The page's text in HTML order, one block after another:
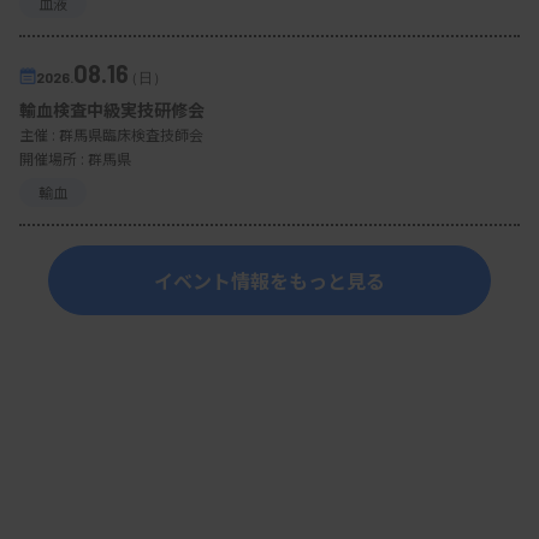
2026. 08.16（日）
輸血検査中級実技研修会
主催 : 群馬県臨床検査技師会
開催場所 : 群馬県
輸血
イベント情報をもっと見る